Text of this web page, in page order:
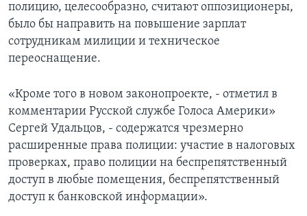
полицию, целесообразно, считают оппозиционеры,
было бы направить на повышение зарплат
сотрудникам милиции и техническое
переоснащение.
«Кроме того в новом законопроекте, - отметил в
комментарии Русской службе Голоса Америки»
Сергей Удальцов, - содержатся чрезмерно
расширенные права полиции: участие в налоговых
проверках, право полиции на беспрепятственный
доступ в любые помещения, беспрепятственный
доступ к банковской информации».